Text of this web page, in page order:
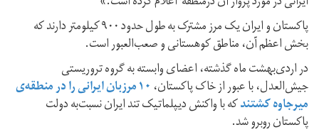
پاکستان و ایران یک مرز مشترک به طول حدود ۹۰۰ کیلومتر دارند که
بخش اعظم آن، مناطق کوهستانی و صعب‌العبور است.
در اردی‌بهشت ماه گذشته، اعضای وابسته به گروه تروریستی
جیش‌العدل، با عبور از خاک پاکستان، ۱۰ مرزبان ایرانی را در منطقه‌ی
میرجاوه کشتندکه با واکنش دیپلماتیک تند ایران نسبت‌به دولت
پاکستان روبرو شد.